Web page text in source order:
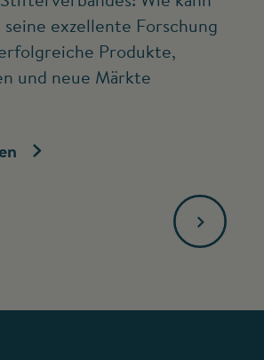
exzellente Forschung
Produkte,
und neue Märkte